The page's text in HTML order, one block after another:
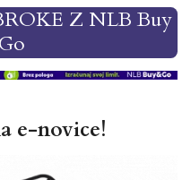
Z NLB Buy
e-novice!